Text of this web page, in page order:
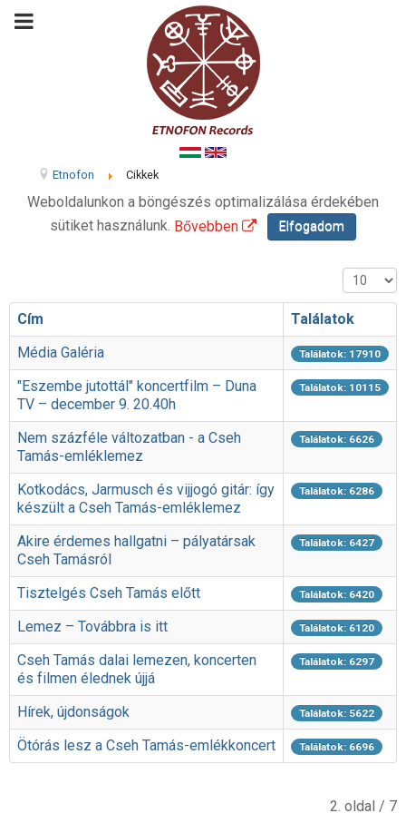
Etnofon Cikkek
Weboldalunkon a böngészés optimalizálása érdekében
sütiket használunk. Bővebben Elfogadom
Tételek #
Cím
Találatok
Média Galéria
Találatok: 17910
"Eszembe jutottál" koncertfilm – Duna
TV – december 9. 20.40h
Találatok: 10115
Nem százféle változatban - a Cseh
Tamás-emléklemez
Találatok: 6626
Kotkodács, Jarmusch és vijjogó gitár: így
készült a Cseh Tamás-emléklemez
Találatok: 6286
Akire érdemes hallgatni – pályatársak
Cseh Tamásról
Találatok: 6427
Tisztelgés Cseh Tamás előtt Találatok: 6420
Lemez – Továbbra is itt Találatok: 6120
Cseh Tamás dalai lemezen, koncerten
és filmen élednek újjá
Találatok: 6297
Hírek, újdonságok Találatok: 5622
Ötórás lesz a Cseh Tamás-emlékkoncert Találatok: 6696
2. oldal / 7